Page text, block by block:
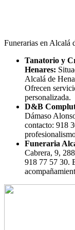
Funerarias en Alcalá
Tanatorio y
Henares:
Alcalá de
Ofrecen
personalizada.
D&B
Dámaso
contacto: 918
Funeraria
Cabrera, 9,
918 77 57 30.